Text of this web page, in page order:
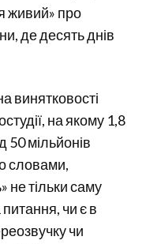
живий» про
де десять днів
винятковості
на якому 1,8
50 мільйонів
словами,
не тільки саму
чи є в
чи